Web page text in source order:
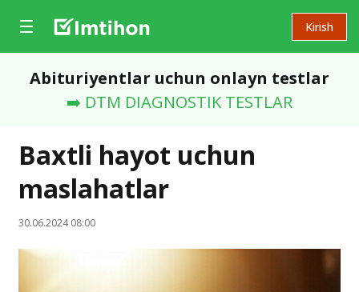
Kirish
Abituriyentlar uchun onlayn testlar
➡️ DTM DIAGNOSTIK TESTLAR
Baxtli hayot uchun
maslahatlar
30.06.2024 08:00